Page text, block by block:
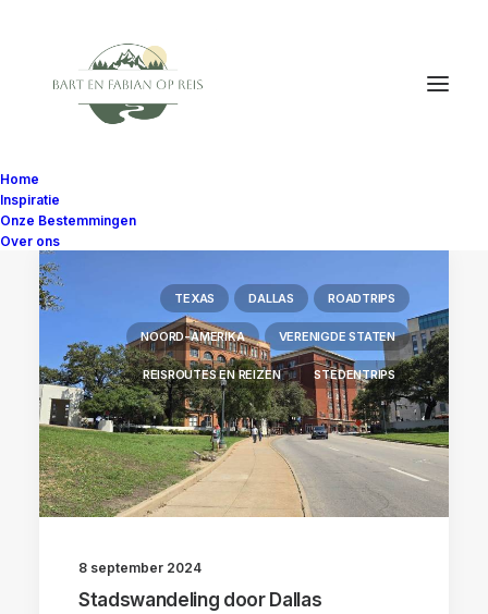
Home
Inspiratie
Onze Bestemmingen
Over ons
TEXAS DALLAS ROADTRIPS
NOORD-AMERIKA VERENIGDE STATEN
REISROUTES EN REIZEN STEDENTRIPS
8 september 2024
Stadswandeling door Dallas